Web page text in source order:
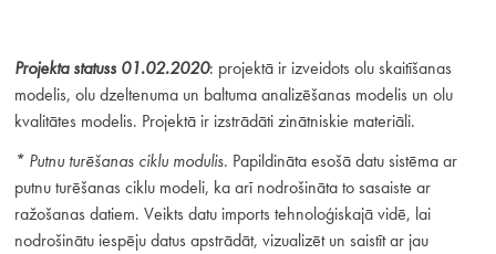
Projekta statuss 01.02.2020: projektā ir izveidots olu skaitīšanas
modelis, olu dzeltenuma un baltuma analizēšanas modelis un olu
kvalitātes modelis. Projektā ir izstrādāti zinātniskie materiāli.
* Putnu turēšanas ciklu modulis. Papildināta esošā datu sistēma ar
putnu turēšanas ciklu modeli, ka arī nodrošināta to sasaiste ar
ražošanas datiem. Veikts datu imports tehnoloģiskajā vidē, lai
nodrošinātu iespēju datus apstrādāt, vizualizēt un saistīt ar jau